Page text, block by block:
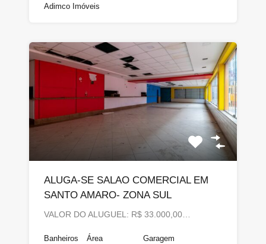
Adimco Imóveis
ALUGA-SE SALAO COMERCIAL EM
SANTO AMARO- ZONA SUL
VALOR DO ALUGUEL: R$ 33.000,00…
Banheiros Área Garagem